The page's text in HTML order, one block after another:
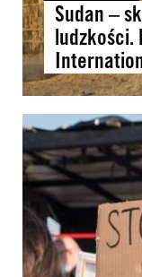
Sudan –
ludzkości.